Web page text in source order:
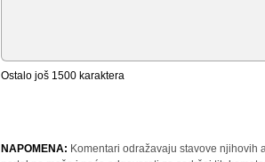
Ostalo još 1500 karaktera
NAPOMENA: Komentari odražavaju stavove njihovih